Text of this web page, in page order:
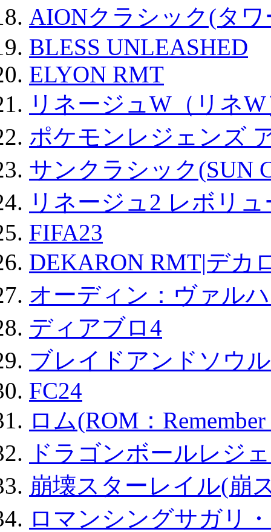
AIONクラシック(タ
BLESS UNLEASHED
ELYON RMT
リネージュW（リネ
ポケモンレジェンズ
サンクラシック(SUN
リネージュ2 レボリ
FIFA23
DEKARON RMT|デカ
オーディン：ヴァル
ディアブロ4
ブレイドアンドソウ
FC24
ロム(ROM：
ドラゴンボールレジ
崩壊スターレイル(崩
ロマンシングサガリ